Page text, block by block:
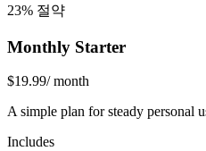
23% 절약
Monthly Starter
$19.99/ month
A simple plan for steady personal
Includes